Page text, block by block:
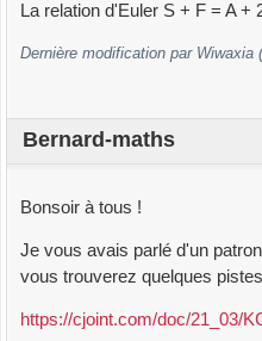
La relation d'Euler S + F = A +
Dernière modification par Wiwaxia
Bernard-maths
Bonsoir à tous !
Je vous avais parlé d'un
vous trouverez quelques
https://cjoint.com/doc/21_03/